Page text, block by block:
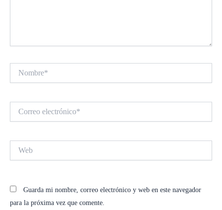
electrónico*
Guarda mi nombre, correo electrónico y web en este navegador
para la próxima vez que comente.